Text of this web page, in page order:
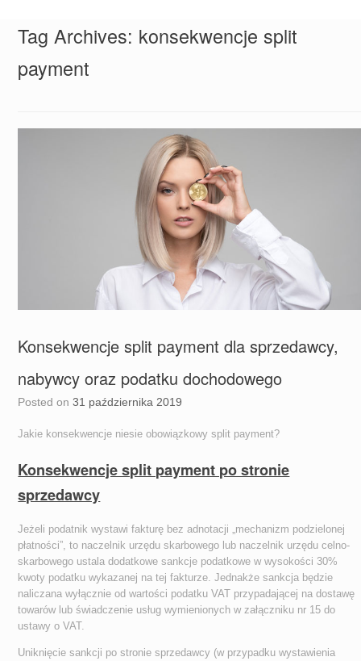
Tag Archives: konsekwencje split
payment
Konsekwencje split payment dla sprzedawcy,
nabywcy oraz podatku dochodowego
Posted on31 października 2019
Jakie konsekwencje niesie obowiązkowy split payment?
Konsekwencje split payment po stronie
sprzedawcy
Jeżeli podatnik wystawi fakturę bez adnotacji „mechanizm podzielonej
płatności”, to naczelnik urzędu skarbowego lub naczelnik urzędu celno-
skarbowego ustala dodatkowe sankcje podatkowe w wysokości 30%
kwoty podatku wykazanej na tej fakturze. Jednakże sankcja będzie
naliczana wyłącznie od wartości podatku VAT przypadającej na dostawę
towarów lub świadczenie usług wymienionych w załączniku nr 15 do
ustawy o VAT.
Uniknięcie sankcji po stronie sprzedawcy (w przypadku wystawienia